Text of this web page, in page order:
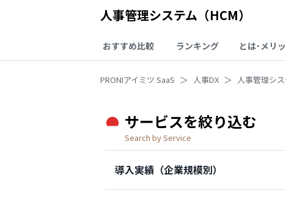
人事管理システム（HCM）
おすすめ比較 ランキング とは･メリ
PRONIアイミツ SaaS 人事DX 人事管理シ
サービスを絞り込む
Search by Service
導入実績（企業規模別）